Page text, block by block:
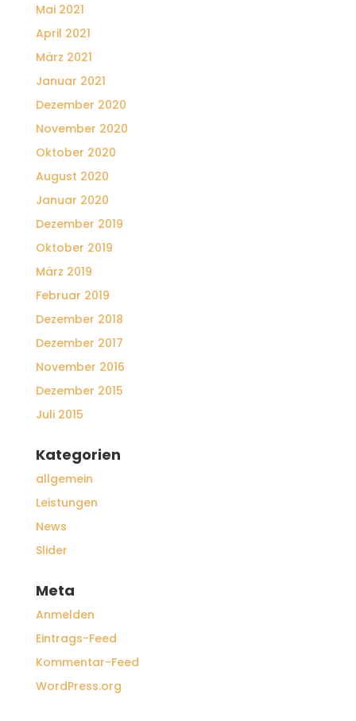
Mai 2021
April 2021
März 2021
Januar 2021
Dezember 2020
November 2020
Oktober 2020
August 2020
Januar 2020
Dezember 2019
Oktober 2019
März 2019
Februar 2019
Dezember 2018
Dezember 2017
November 2016
Dezember 2015
Juli 2015
Kategorien
allgemein
Leistungen
News
Slider
Meta
Anmelden
Eintrags-Feed
Kommentar-Feed
WordPress.org